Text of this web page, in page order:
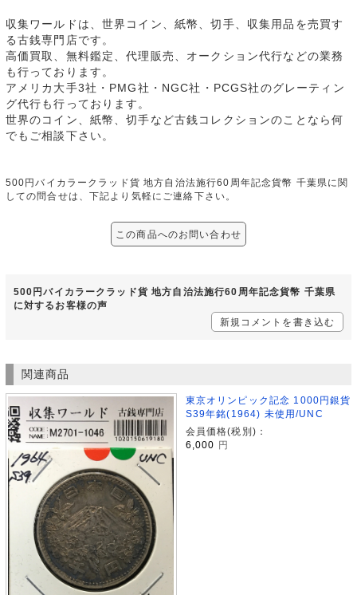
収集ワールドは、世界コイン、紙幣、切手、収集用品を売買す
る古銭専門店です。
高価買取、無料鑑定、代理販売、オークション代行などの業務
も行っております。
アメリカ大手3社・PMG社・NGC社・PCGS社のグレーティン
グ代行も行っております。
世界のコイン、紙幣、切手など古銭コレクションのことなら何
でもご相談下さい。
500円バイカラークラッド貨 地方自治法施行60周年記念貨幣 千葉県に関
しての問合せは、下記より気軽にご連絡下さい。
この商品へのお問い合わせ
500円バイカラークラッド貨 地方自治法施行60周年記念貨幣 千葉県
に対するお客様の声
新規コメントを書き込む
関連商品
東京オリンピック記念 1000円銀貨
S39年銘(1964) 未使用/UNC
会員価格(税別)：
6,000
円